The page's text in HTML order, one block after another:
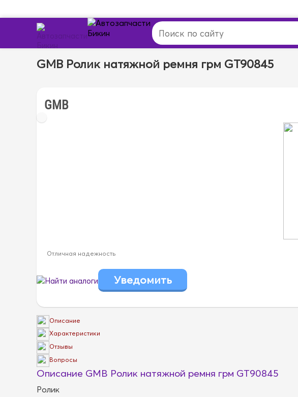
GMB Ролик натяжной ремня грм GT90845
GMB
Отличная надежность
Найти аналоги
Описание
Характеристики
Отзывы
Вопросы
Описание GMB Ролик натяжной ремня грм GT90845
Ролик